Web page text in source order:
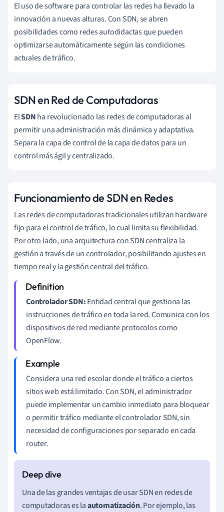
El uso de software para controlar las redes ha llevado la
innovación a nuevas alturas. Con SDN, se abren
posibilidades como redes autodidactas que pueden
optimizarse automáticamente según las condiciones
actuales de tráfico.
SDN en Red de Computadoras
ElSDNha revolucionado las redes de computadoras al
permitir una administración más dinámica y adaptativa.
Separa la capa de control de la capa de datos para un
control más ágil y centralizado.
Funcionamiento de SDN en Redes
Las redes de computadoras tradicionales utilizan hardware
fijo para el control de tráfico, lo cual limita su flexibilidad.
Por otro lado, una arquitectura con SDN centraliza la
gestión a través de un controlador, posibilitando ajustes en
tiempo real y la gestión central del tráfico.
Controlador SDN:Entidad central que gestiona las
instrucciones de tráfico en toda la red. Comunica con los
dispositivos de red mediante protocolos como
OpenFlow.
Considera una red escolar donde el tráfico a ciertos
sitios web está limitado. Con SDN, el administrador
puede implementar un cambio inmediato para bloquear
o permitir tráfico mediante el controlador SDN, sin
necesidad de configuraciones por separado en cada
router.
Una de las grandes ventajas de usar SDN en redes de
computadoras es laautomatización. Por ejemplo, las